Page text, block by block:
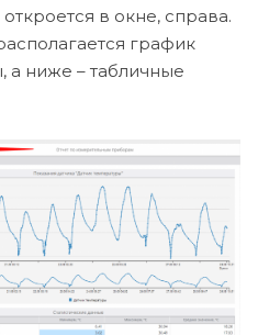
в окне, справа.
график
а ниже – табличные